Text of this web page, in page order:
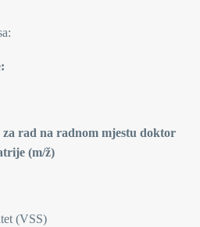
rad na radnom mjestu doktor
(m/ž)
(VSS)